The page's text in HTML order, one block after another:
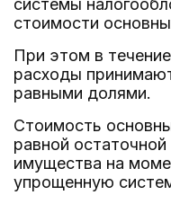
системы
стоимости
При этом в
расходы
равными долями.
Стоимость
равной
имущества на
упрощенную